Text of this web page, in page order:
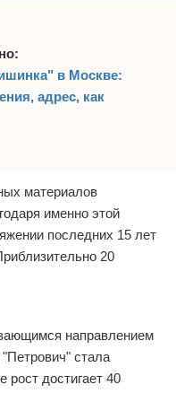
в Москве:
адрес, как
материалов
именно этой
последних 15 лет
20
направлением
стала
рост достигает 40